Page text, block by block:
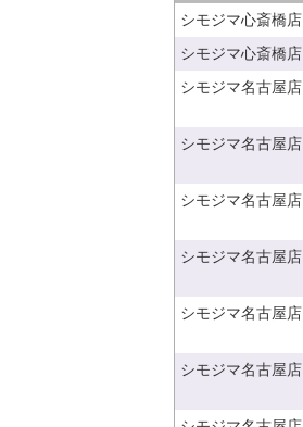
シモジマ心斎橋店
シモジマ心斎橋店
シモジマ名古屋店
シモジマ名古屋店
シモジマ名古屋店
シモジマ名古屋店
シモジマ名古屋店
シモジマ名古屋店